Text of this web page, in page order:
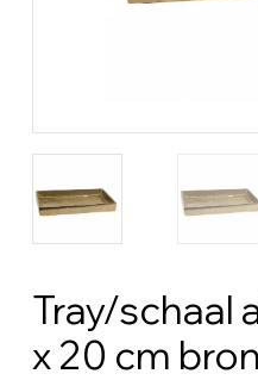
Tray/schaal
x 20 cm